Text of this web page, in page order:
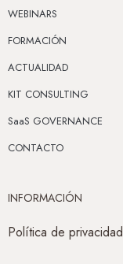
WEBINARS
FORMACIÓN
ACTUALIDAD
KIT CONSULTING
SaaS GOVERNANCE
CONTACTO
INFORMACIÓN
Política de privacidad